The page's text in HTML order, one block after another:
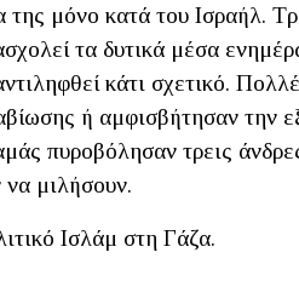
μόνο κατά του Ισραήλ.
τα δυτικά μέσα
κάτι σχετικό.
ή αμφισβήτησαν την
πυροβόλησαν τρεις
μιλήσουν.
Ισλάμ στη Γάζα.